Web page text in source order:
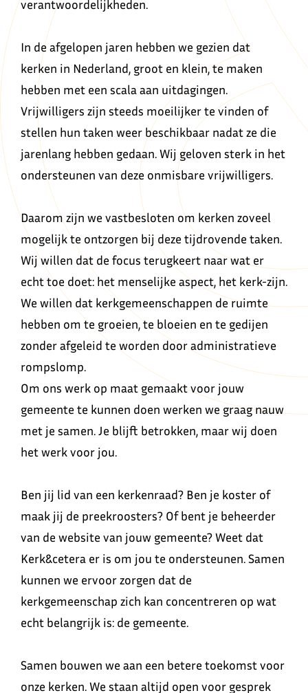
verantwoordelijkheden.
In de afgelopen jaren hebben we gezien dat
kerken in Nederland, groot en klein, te maken
hebben met een scala aan uitdagingen.
Vrijwilligers zijn steeds moeilijker te vinden of
stellen hun taken weer beschikbaar nadat ze die
jarenlang hebben gedaan. Wij geloven sterk in het
ondersteunen van deze onmisbare vrijwilligers.
Daarom zijn we vastbesloten om kerken zoveel
mogelijk te ontzorgen bij deze tijdrovende taken.
Wij willen dat de focus terugkeert naar wat er
echt toe doet: het menselijke aspect, het kerk-zijn.
We willen dat kerkgemeenschappen de ruimte
hebben om te groeien, te bloeien en te gedijen
zonder afgeleid te worden door administratieve
rompslomp.
Om ons werk op maat gemaakt voor jouw
gemeente te kunnen doen werken we graag nauw
met je samen. Je blijft betrokken, maar wij doen
het werk voor jou.
Ben jij lid van een kerkenraad? Ben je koster of
maak jij de preekroosters? Of bent je beheerder
van de website van jouw gemeente? Weet dat
Kerk&cetera er is om jou te ondersteunen. Samen
kunnen we ervoor zorgen dat de
kerkgemeenschap zich kan concentreren op wat
echt belangrijk is: de gemeente.
Samen bouwen we aan een betere toekomst voor
onze kerken. We staan altijd open voor gesprek